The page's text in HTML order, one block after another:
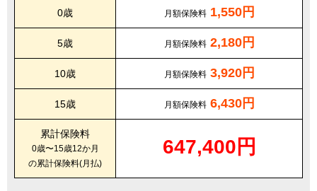
0歳 月額保険料 1,550円
5歳 月額保険料 2,180円
10歳 月額保険料 3,920円
15歳 月額保険料 6,430円
累計保険料
0歳〜15歳12か月
の累計保険料(月払)
647,400円